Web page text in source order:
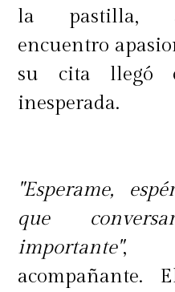
la pastilla,
encuentro
su cita llegó
inesperada.
"Esperame,
que
importante",
acompañante.